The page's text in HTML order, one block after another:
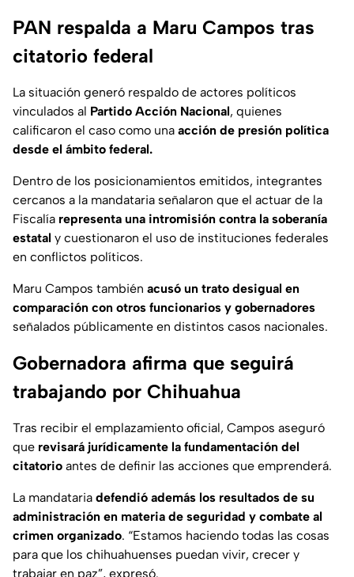
PAN respalda a Maru Campos tras
citatorio federal
La situación generó respaldo de actores políticos
vinculados al Partido Acción Nacional, quienes
calificaron el caso como una acción de presión política
desde el ámbito federal.
Dentro de los posicionamientos emitidos, integrantes
cercanos a la mandataria señalaron que el actuar de la
Fiscalía representa una intromisión contra la soberanía
estatal y cuestionaron el uso de instituciones federales
en conflictos políticos.
Maru Campos también acusó un trato desigual en
comparación con otros funcionarios y gobernadores
señalados públicamente en distintos casos nacionales.
Gobernadora afirma que seguirá
trabajando por Chihuahua
Tras recibir el emplazamiento oficial, Campos aseguró
que revisará jurídicamente la fundamentación del
citatorio antes de definir las acciones que emprenderá.
La mandataria defendió además los resultados de su
administración en materia de seguridad y combate al
crimen organizado. “Estamos haciendo todas las cosas
para que los chihuahuenses puedan vivir, crecer y
trabajar en paz”, expresó.